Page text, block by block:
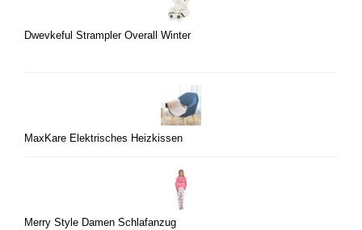
Dwevkeful Strampler Overall Winter
MaxKare Elektrisches Heizkissen
Merry Style Damen Schlafanzug